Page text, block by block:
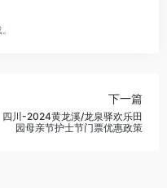
下一篇
四川-2024黄龙溪/龙泉驿欢乐田
园母亲节护士节门票优惠政策